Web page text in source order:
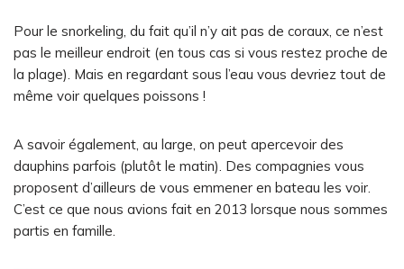
Pour le snorkeling, du fait qu’il n’y ait pas de coraux, ce n’est
pas le meilleur endroit (en tous cas si vous restez proche de
la plage). Mais en regardant sous l’eau vous devriez tout de
même voir quelques poissons !
A savoir également, au large, on peut apercevoir des
dauphins parfois (plutôt le matin). Des compagnies vous
proposent d’ailleurs de vous emmener en bateau les voir.
C’est ce que nous avions fait en 2013 lorsque nous sommes
partis en famille.